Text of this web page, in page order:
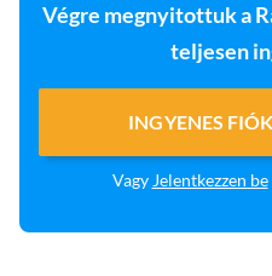
Végre megnyitottuk a
teljesen
INGYENES
Vagy Jelentkezzen be